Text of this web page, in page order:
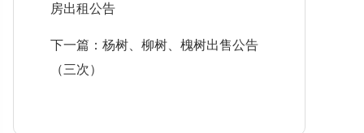
房出租公告
下一篇：杨树、柳树、槐树出售公告
（三次）